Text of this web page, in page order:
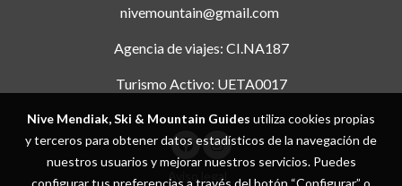
nivemountain@gmail.com
Agencia de viajes: CI.NA187
Turismo Activo: UETA0017
Aviso legal
Nive Mendiak, Ski & Mountain Guides utiliza cookies propias
y terceros para obtener datos estadísticos de la navegación de
nuestros usuarios y mejorar nuestros servicios. Puedes
configurar tus preferencias a través del botón “Configurar” o